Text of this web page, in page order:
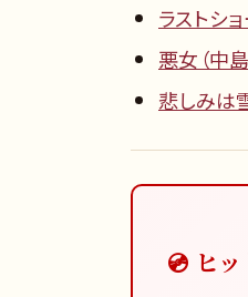
ラストシ
悪女（中
悲しみは
💿 ヒ